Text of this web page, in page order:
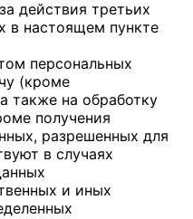
действия третьих
в настоящем пункте
персональных
(кроме
также на обработку
получения
разрешенных для
в случаях
и иных